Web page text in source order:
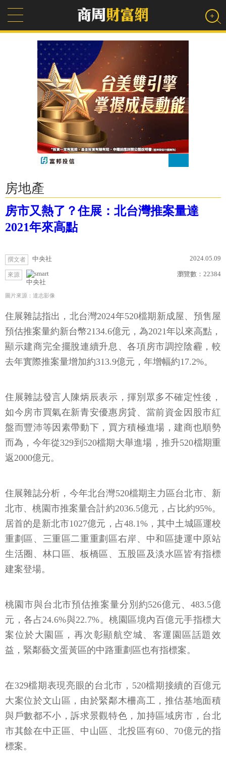
房地產
房市又熱了？住展：北台灣推案量達
2021年來高點
撰文者 中央社 2024.05.09
來源
中央社
瀏覽數： 22384
圖片來源：達志影像
住展雜誌指出，北台灣2024年520檔期新成屋、預售屋
預估推案量約新台幣2134.6億元，為2021年以來高點，
顯示建商完全擺脫連續升息、各項房市調控陰霾，較
去年實際推案量增加約313.9億元，年增幅約17.2%。
住展雜誌發言人陳炳辰表示，揮別眾多不確定性後，
如今房市買氣在新青安優惠房貸、當前資金因股市紅
盤而豐沛等因素帶動下，買方積極進場，建商也順勢
而為，今年從329到520檔期大舉進場，推升520檔期重
返2000億元。
住展雜誌分析，今年北台灣520檔期主力區台北市、新
北市、桃園市推案量合計約2036.5億元，占比約95%。
居首的是新北市1027億元，占48.1%，其中土城區運校
重劃區、三重區二重重劃區右岸、中和區捷運中原站
生活圈、林口區、板橋區、五股區及淡水區皆有指標
建案登場。
桃園市與台北市預估推案量分別約526億元、483.5億
元，各占24.6%與22.7%。桃園區境內百億元手指標大
案位於大園區，再次彰顯航空城、客運園區話題效
益，緊鄰藝文蛋黃區的中路重劃區也有指標案。
在329檔期表現亮眼的台北市，520檔期接續的百億元
大案位於文山區，由於緊鄰木柵高工，推估基地面積
與戶數都不小，訴求景觀特色，加持區域房市，台北
市其餘在中正區、中山區、北投區有60、70億元的指
標案。